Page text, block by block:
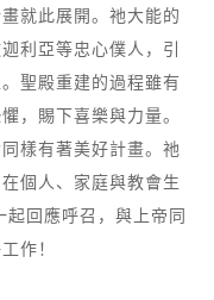
就此展開。祂大能的
利亞等忠心僕人，引
聖殿重建的過程雖有
，賜下喜樂與力量。
樣有著美好計畫。祂
個人、家庭與教會生
回應呼召，與上帝同
作！